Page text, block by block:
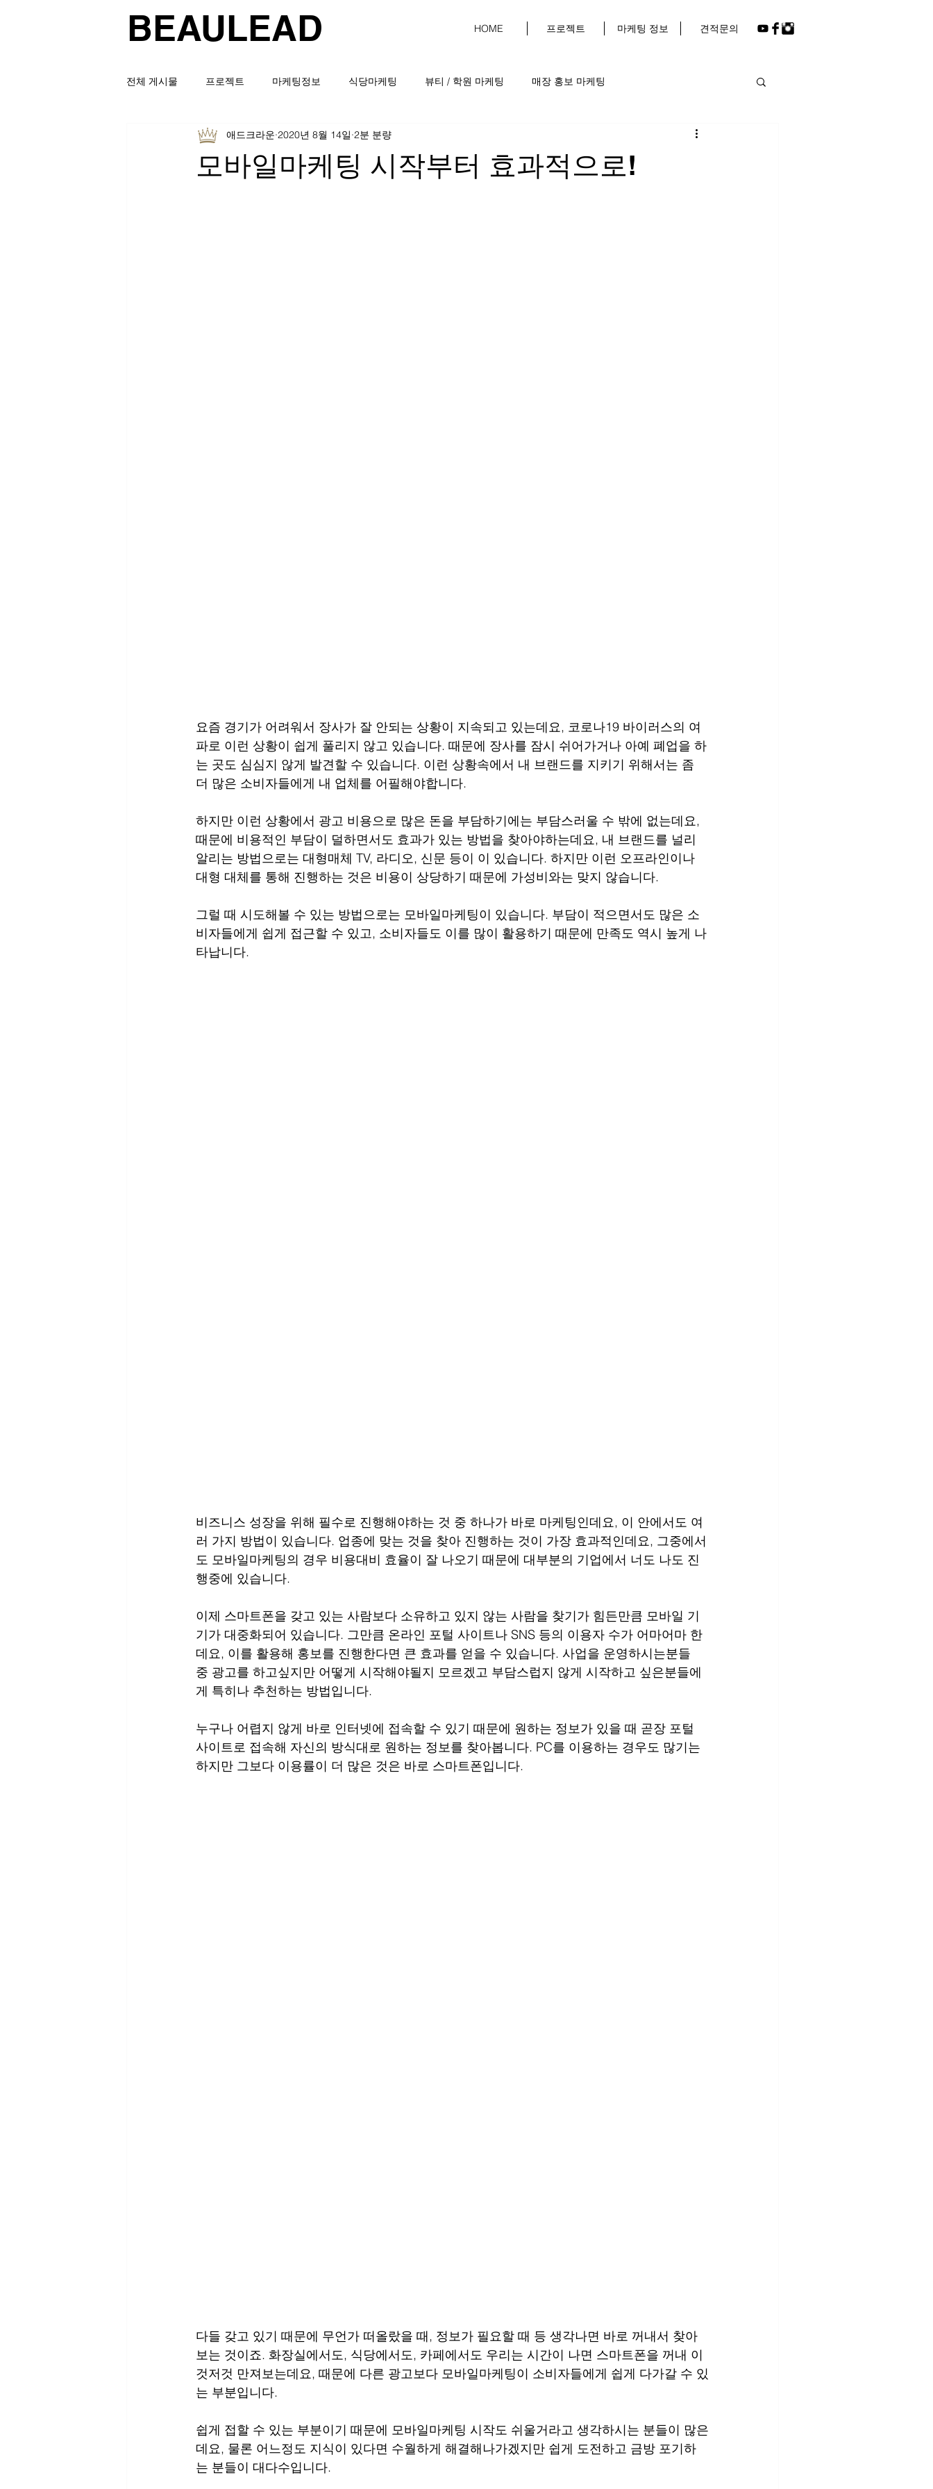
BEAULEAD HOME 프로젝트 마케팅 정보 견적문의
전체 게시물 프로젝트 마케팅정보 식당마케팅 뷰티 / 학원 마케팅 매장 홍보 마케팅
모바일마케팅 시작부터 효과적으로!
애드크라운 2020년 8월 14일 2분 분량
요즘 경기가 어려워서 장사가 잘 안되는 상황이 지속되고 있는데요, 코로나19 바이러스의 여
파로 이런 상황이 쉽게 풀리지 않고 있습니다. 때문에 장사를 잠시 쉬어가거나 아예 폐업을 하
는 곳도 심심지 않게 발견할 수 있습니다. 이런 상황속에서 내 브랜드를 지키기 위해서는 좀
더 많은 소비자들에게 내 업체를 어필해야합니다.
하지만 이런 상황에서 광고 비용으로 많은 돈을 부담하기에는 부담스러울 수 밖에 없는데요,
때문에 비용적인 부담이 덜하면서도 효과가 있는 방법을 찾아야하는데요, 내 브랜드를 널리
알리는 방법으로는 대형매체 TV, 라디오, 신문 등이 이 있습니다. 하지만 이런 오프라인이나
대형 대체를 통해 진행하는 것은 비용이 상당하기 때문에 가성비와는 맞지 않습니다.
그럴 때 시도해볼 수 있는 방법으로는 모바일마케팅이 있습니다. 부담이 적으면서도 많은 소
비자들에게 쉽게 접근할 수 있고, 소비자들도 이를 많이 활용하기 때문에 만족도 역시 높게 나
타납니다.
비즈니스 성장을 위해 필수로 진행해야하는 것 중 하나가 바로 마케팅인데요, 이 안에서도 여
러 가지 방법이 있습니다. 업종에 맞는 것을 찾아 진행하는 것이 가장 효과적인데요, 그중에서
도 모바일마케팅의 경우 비용대비 효율이 잘 나오기 때문에 대부분의 기업에서 너도 나도 진
행중에 있습니다.
이제 스마트폰을 갖고 있는 사람보다 소유하고 있지 않는 사람을 찾기가 힘든만큼 모바일 기
기가 대중화되어 있습니다. 그만큼 온라인 포털 사이트나 SNS 등의 이용자 수가 어마어마 한
데요, 이를 활용해 홍보를 진행한다면 큰 효과를 얻을 수 있습니다. 사업을 운영하시는분들
중 광고를 하고싶지만 어떻게 시작해야될지 모르겠고 부담스럽지 않게 시작하고 싶은분들에
게 특히나 추천하는 방법입니다.
누구나 어렵지 않게 바로 인터넷에 접속할 수 있기 때문에 원하는 정보가 있을 때 곧장 포털
사이트로 접속해 자신의 방식대로 원하는 정보를 찾아봅니다. PC를 이용하는 경우도 많기는
하지만 그보다 이용률이 더 많은 것은 바로 스마트폰입니다.
다들 갖고 있기 때문에 무언가 떠올랐을 때, 정보가 필요할 때 등 생각나면 바로 꺼내서 찾아
보는 것이죠. 화장실에서도, 식당에서도, 카페에서도 우리는 시간이 나면 스마트폰을 꺼내 이
것저것 만져보는데요, 때문에 다른 광고보다 모바일마케팅이 소비자들에게 쉽게 다가갈 수 있
는 부분입니다.
쉽게 접할 수 있는 부분이기 때문에 모바일마케팅 시작도 쉬울거라고 생각하시는 분들이 많은
데요, 물론 어느정도 지식이 있다면 수월하게 해결해나가겠지만 쉽게 도전하고 금방 포기하
는 분들이 대다수입니다.